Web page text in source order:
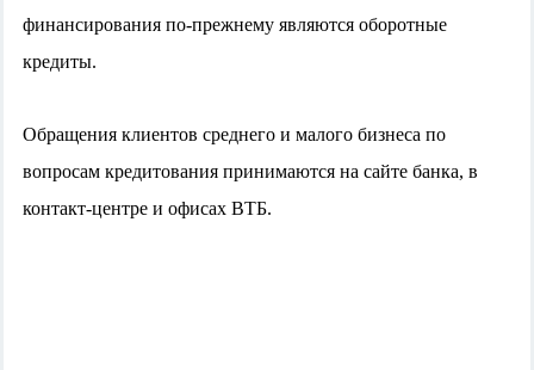
финансирования по-прежнему являются оборотные
кредиты.
Обращения клиентов среднего и малого бизнеса по
вопросам кредитования принимаются на сайте банка, в
контакт-центре и офисах ВТБ.